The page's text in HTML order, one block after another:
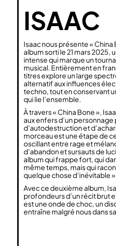
ISAAC
Isaac nous présente «
album sorti le 21 mars 2025,
intense qui marque un
musical. Entièrement en
titres explore un large
alternatif aux influences
techno, tout en conservant
qui lie l’ensemble.
À travers « China Bone »,
aux enfers d’un personnage
d’autodestruction et
morceau est une étape de
oscillant entre rage et
d’abandon et sursauts de
album qui frappe fort, qui
même temps, mais qui
quelque chose d’inévitable
Avec ce deuxième album,
profondeurs d’un récit brut
est une onde de choc, un
entraîne malgré nous dans